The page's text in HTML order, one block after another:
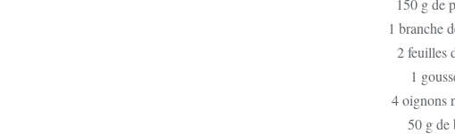
150 g de
1 branche
2 feuilles
1
4 oignons
50 g de